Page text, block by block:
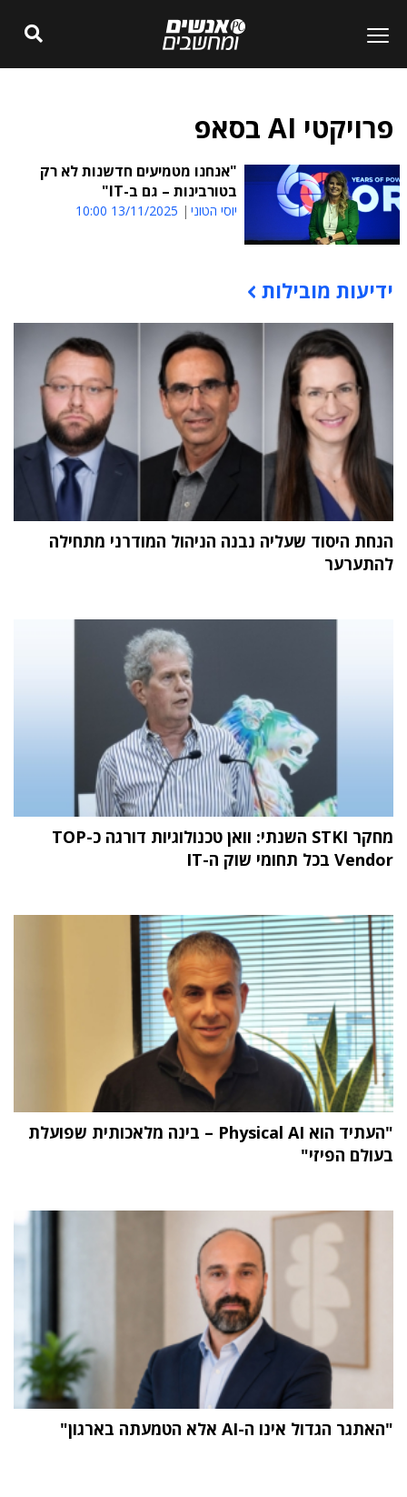
פרויקטי AI בסאפ
"אנחנו מטמיעים חדשנות לא רק
בטורבינות – גם ב-IT"
יוסי הטוני 13/11/2025 10:00
תוכן פרסומי
ידיעות מובילות
הנחת היסוד שעליה נבנה הניהול המודרני מתחילה
להתערער
מחקר STKI השנתי: וואן טכנולוגיות דורגה כ-TOP
Vendor בכל תחומי שוק ה-IT
"העתיד הוא Physical AI – בינה מלאכותית שפועלת
בעולם הפיזי"
"האתגר הגדול אינו ה-AI אלא הטמעתה בארגון"